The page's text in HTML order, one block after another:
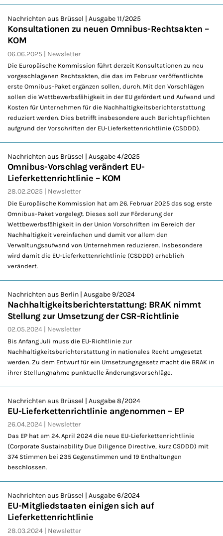
Nachrichten aus Brüssel | Ausgabe 11/2025
Konsultationen zu neuen Omnibus-Rechtsakten –
KOM
06.06.2025 Newsletter
Die Europäische Kommission führt derzeit Konsultationen zu neu
vorgeschlagenen Rechtsakten, die das im Februar veröffentlichte
erste Omnibus-Paket ergänzen sollen, durch. Mit den Vorschlägen
sollen die Wettbewerbsfähigkeit in der EU gefördert und Aufwand und
Kosten für Unternehmen für die Nachhaltigkeitsberichterstattung
reduziert werden. Dies betrifft insbesondere auch Berichtspflichten
aufgrund der Vorschriften der EU-Lieferkettenrichtlinie (CSDDD).
Nachrichten aus Brüssel | Ausgabe 4/2025
Omnibus-Vorschlag verändert EU-
Lieferkettenrichtlinie – KOM
28.02.2025 Newsletter
Die Europäische Kommission hat am 26. Februar 2025 das sog. erste
Omnibus-Paket vorgelegt. Dieses soll zur Förderung der
Wettbewerbsfähigkeit in der Union Vorschriften im Bereich der
Nachhaltigkeit vereinfachen und damit vor allem den
Verwaltungsaufwand von Unternehmen reduzieren. Insbesondere
wird damit die EU-Lieferkettenrichtlinie (CSDDD) erheblich
verändert.
Nachrichten aus Berlin | Ausgabe 9/2024
Nachhaltigkeitsberichterstattung: BRAK nimmt
Stellung zur Umsetzung der CSR-Richtlinie
02.05.2024 Newsletter
Bis Anfang Juli muss die EU-Richtlinie zur
Nachhaltigkeitsberichterstattung in nationales Recht umgesetzt
werden. Zu dem Entwurf für ein Umsetzungsgesetz macht die BRAK in
ihrer Stellungnahme punktuelle Änderungsvorschläge.
Nachrichten aus Brüssel | Ausgabe 8/2024
EU-Lieferkettenrichtlinie angenommen – EP
26.04.2024 Newsletter
Das EP hat am 24. April 2024 die neue EU-Lieferkettenrichtlinie
(Corporate Sustainability Due Diligence Directive, kurz CSDDD) mit
374 Stimmen bei 235 Gegenstimmen und 19 Enthaltungen
beschlossen.
Nachrichten aus Brüssel | Ausgabe 6/2024
EU-Mitgliedstaaten einigen sich auf
Lieferkettenrichtlinie
28.03.2024 Newsletter